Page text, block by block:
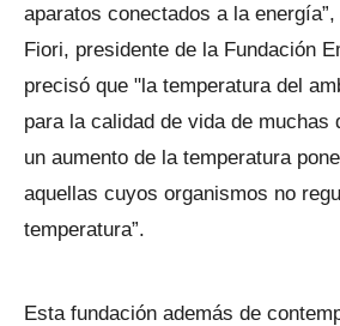
aparatos conectados a la
Fiori, presidente de la Fundación
precisó que "la temperatura del
para la calidad de vida de muchas
un aumento de la temperatura
aquellas cuyos organismos no
temperatura”.
Esta fundación además de